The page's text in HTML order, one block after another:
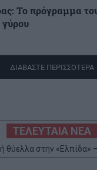
Το πρόγραμμα
γύρου
ΔΙΑΒΑΣΤΕ ΠΕΡΙΣΣΟΤΕΡΑ